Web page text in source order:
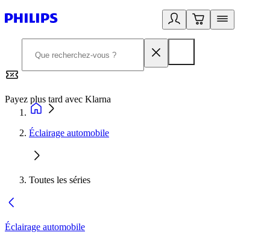
Payez plus tard avec Klarna
Éclairage automobile
Toutes les séries
Éclairage automobile